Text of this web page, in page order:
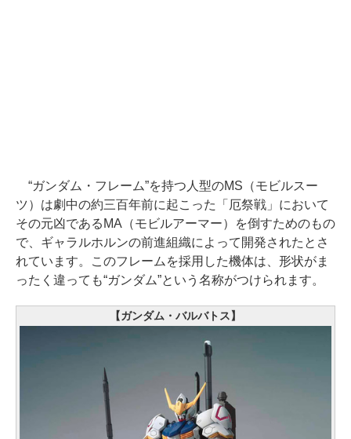
“ガンダム・フレーム”を持つ人型のMS（モビルスー
ツ）は劇中の約三百年前に起こった「厄祭戦」において
その元凶であるMA（モビルアーマー）を倒すためのもの
で、ギャラルホルンの前進組織によって開発されたとさ
れています。このフレームを採用した機体は、形状がま
ったく違っても“ガンダム”という名称がつけられます。
【ガンダム・バルバトス】